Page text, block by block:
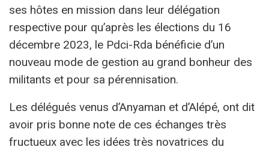
ses hôtes en mission dans leur délégation
respective pour qu’après les élections du 16
décembre 2023, le Pdci-Rda bénéficie d’un
nouveau mode de gestion au grand bonheur des
militants et pour sa pérennisation.
Les délégués venus d’Anyaman et d’Alépé, ont dit
avoir pris bonne note de ces échanges très
fructueux avec les idées très novatrices du